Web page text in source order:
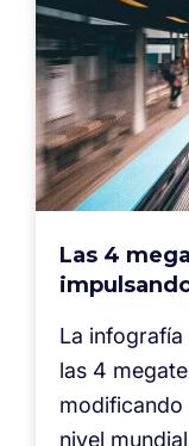
Las 4
La
las 4
modificando
nivel